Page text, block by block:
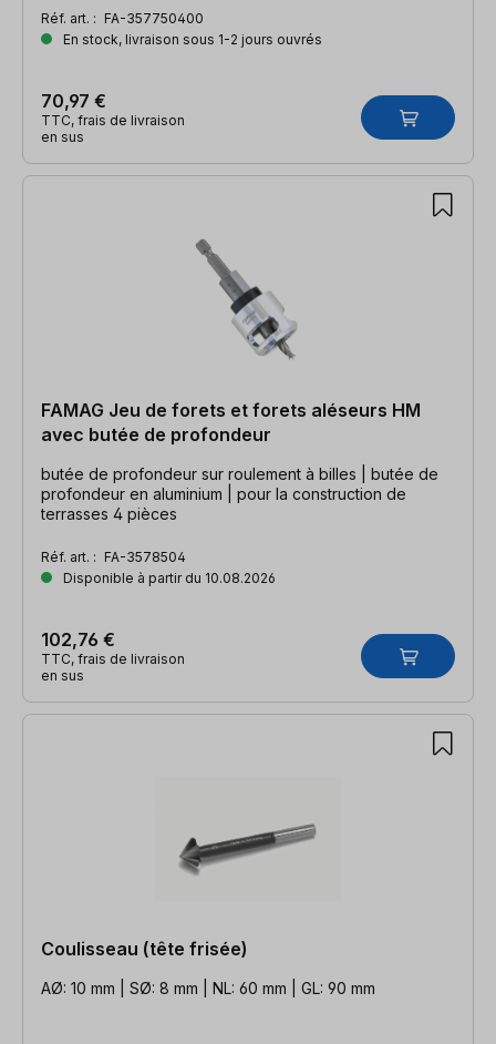
Réf. art. : FA-357750400
En stock, livraison sous 1-2 jours ouvrés
70,97 €
TTC, frais de livraison
en sus
FAMAG Jeu de forets et forets aléseurs HM
avec butée de profondeur
butée de profondeur sur roulement à billes | butée de
profondeur en aluminium | pour la construction de
terrasses 4 pièces
Réf. art. : FA-3578504
Disponible à partir du 10.08.2026
102,76 €
TTC, frais de livraison
en sus
Coulisseau (tête frisée)
AØ: 10 mm | SØ: 8 mm | NL: 60 mm | GL: 90 mm